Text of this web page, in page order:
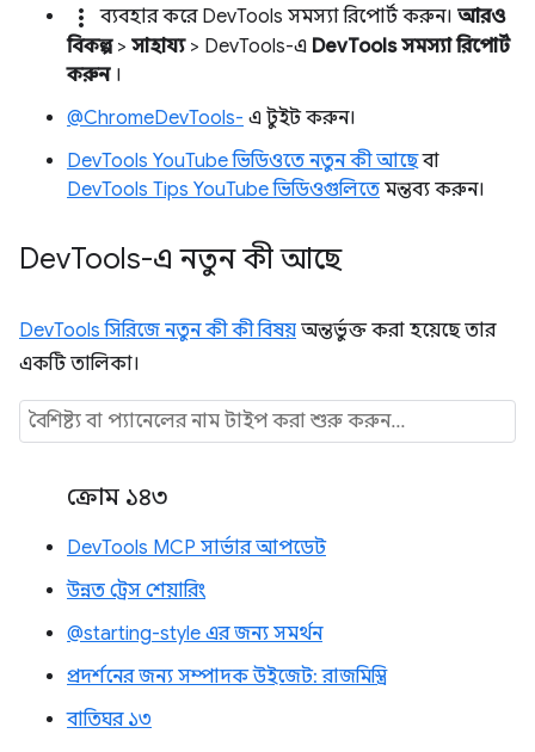
more_vert ব্যবহার করে DevTools সমস্যা রিপোর্ট করুন। আরও
বিকল্প> সাহায্য> DevTools-এ DevTools সমস্যা রিপোর্ট
করুন।
@ChromeDevTools- এ টুইট করুন।
DevTools YouTube ভিডিওতে নতুন কী আছেবা
DevTools Tips YouTube ভিডিওগুলিতে মন্তব্য করুন।
DevTools-এ নতুন কী আছে
DevTools সিরিজে নতুন কী কী বিষয় অন্তর্ভুক্ত করা হয়েছে তার
একটি তালিকা।
ক্রোম ১৪৩
DevTools MCP সার্ভার আপডেট
উন্নত ট্রেস শেয়ারিং
@starting-style এর জন্য সমর্থন
প্রদর্শনের জন্য সম্পাদক উইজেট: রাজমিস্ত্রি
বাতিঘর ১৩